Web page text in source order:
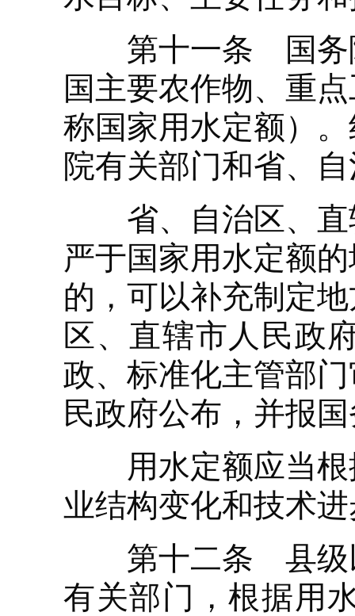
第十一条 国务院
国主要农作物、重
称国家用水定额）
院有关部门和省、
省、自治区、直
严于国家用水定额
的，可以补充制定
区、直辖市人民政
政、标准化主管部
民政府公布，并报
用水定额应当根
业结构变化和技术
第十二条 县级以
有关部门，根据用